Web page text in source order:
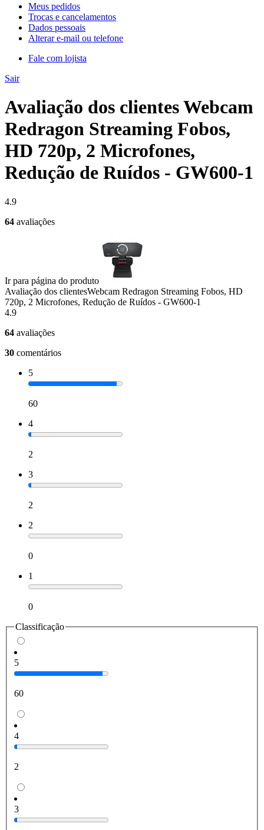
Meus pedidos
Trocas e cancelamentos
Dados pessoais
Alterar e-mail ou telefone
Fale com lojista
Sair
Avaliação dos clientes Webcam
Redragon Streaming Fobos,
HD 720p, 2 Microfones,
Redução de Ruídos - GW600-1
4.9
64 avaliações
Ir para página do produto
Avaliação dos clientesWebcam Redragon Streaming Fobos, HD
720p, 2 Microfones, Redução de Ruídos - GW600-1
4.9
64 avaliações
30 comentários
5
60
4
2
3
2
2
0
1
0
Classificação
5
60
4
2
3